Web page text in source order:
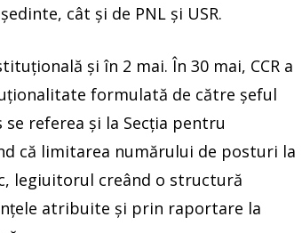
cât şi de PNL şi USR.
şi în 2 mai. În 30 mai, CCR a
formulată de către şeful
referea şi la Secţia pentru
că limitarea numărului de posturi la
legiuitorul creând o structură
atribuite şi prin raportare la